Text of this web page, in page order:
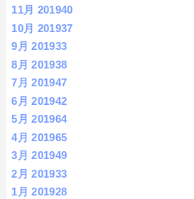
11月 201940
10月 201937
9月 201933
8月 201938
7月 201947
6月 201942
5月 201964
4月 201965
3月 201949
2月 201933
1月 201928